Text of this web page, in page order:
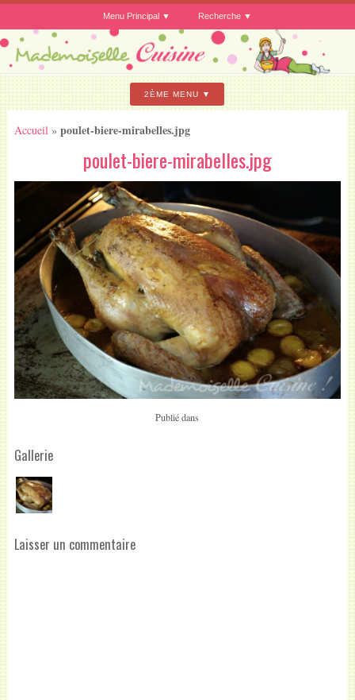
Menu Principal Recherche
2ÈME MENU
Accueil » poulet-biere-mirabelles.jpg
poulet-biere-mirabelles.jpg
Publié dans
Gallerie
Laisser un commentaire